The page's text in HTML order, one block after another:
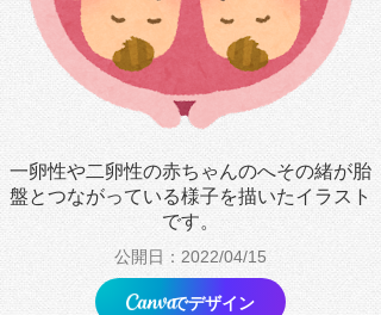
一卵性や二卵性の赤ちゃんのへその緒が胎
盤とつながっている様子を描いたイラスト
です。
公開日：2022/04/15
でデザイン